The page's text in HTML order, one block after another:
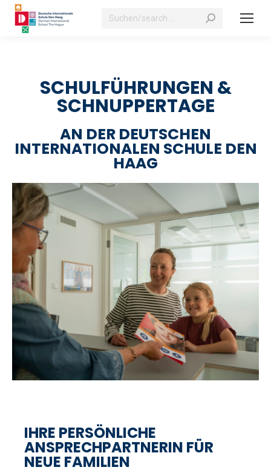
Suchen:
SCHULFÜHRUNGEN &
SCHNUPPERTAGE
AN DER DEUTSCHEN
INTERNATIONALEN SCHULE DEN
HAAG
IHRE PERSÖNLICHE
ANSPRECHPARTNERIN FÜR
NEUE FAMILIEN